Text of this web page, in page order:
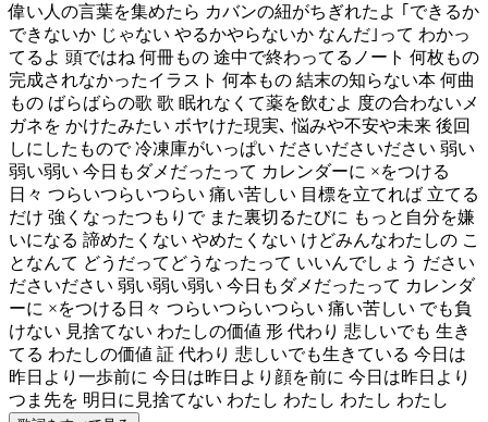
偉い人の言葉を集めたら カバンの紐がちぎれたよ ｢できるか
できないか じゃない やるかやらないか なんだ｣って わかっ
てるよ 頭ではね 何冊もの 途中で終わってるノート 何枚もの
完成されなかったイラスト 何本もの 結末の知らない本 何曲
もの ばらばらの歌 歌 眠れなくて薬を飲むよ 度の合わないメ
ガネを かけたみたい ボヤけた現実､ 悩みや不安や未来 後回
しにしたもので 冷凍庫がいっぱい ださいださいださい 弱い
弱い弱い 今日もダメだったって カレンダーに ×をつける
日々 つらいつらいつらい 痛い苦しい 目標を立てれば 立てる
だけ 強くなったつもりで また裏切るたびに もっと自分を嫌
いになる 諦めたくない やめたくない けどみんなわたしの こ
となんて どうだってどうなったって いいんでしょう ださい
ださいださい 弱い弱い弱い 今日もダメだったって カレンダ
ーに ×をつける日々 つらいつらいつらい 痛い苦しい でも負
けない 見捨てない わたしの価値 形 代わり 悲しいでも 生き
てる わたしの価値 証 代わり 悲しいでも生きている 今日は
昨日より一歩前に 今日は昨日より顔を前に 今日は昨日より
つま先を 明日に見捨てない わたし わたし わたし わたし